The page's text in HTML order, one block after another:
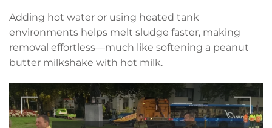
Adding hot water or using heated tank
environments helps melt sludge faster, making
removal effortless—much like softening a peanut
butter milkshake with hot milk.